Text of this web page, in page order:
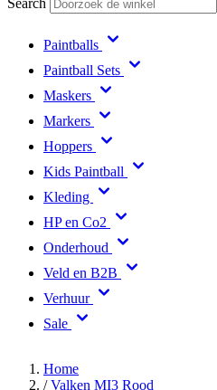
Paintballs
Paintball Sets
Maskers
Markers
Hoppers
Kids Paintball
Kleding
HP en Co2
Onderhoud
Veld en B2B
Verhuur